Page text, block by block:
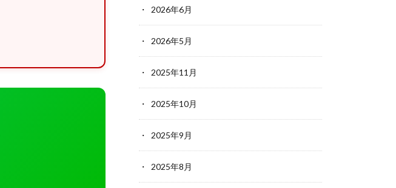
2026年6月
2026年5月
2025年11月
2025年10月
2025年9月
2025年8月